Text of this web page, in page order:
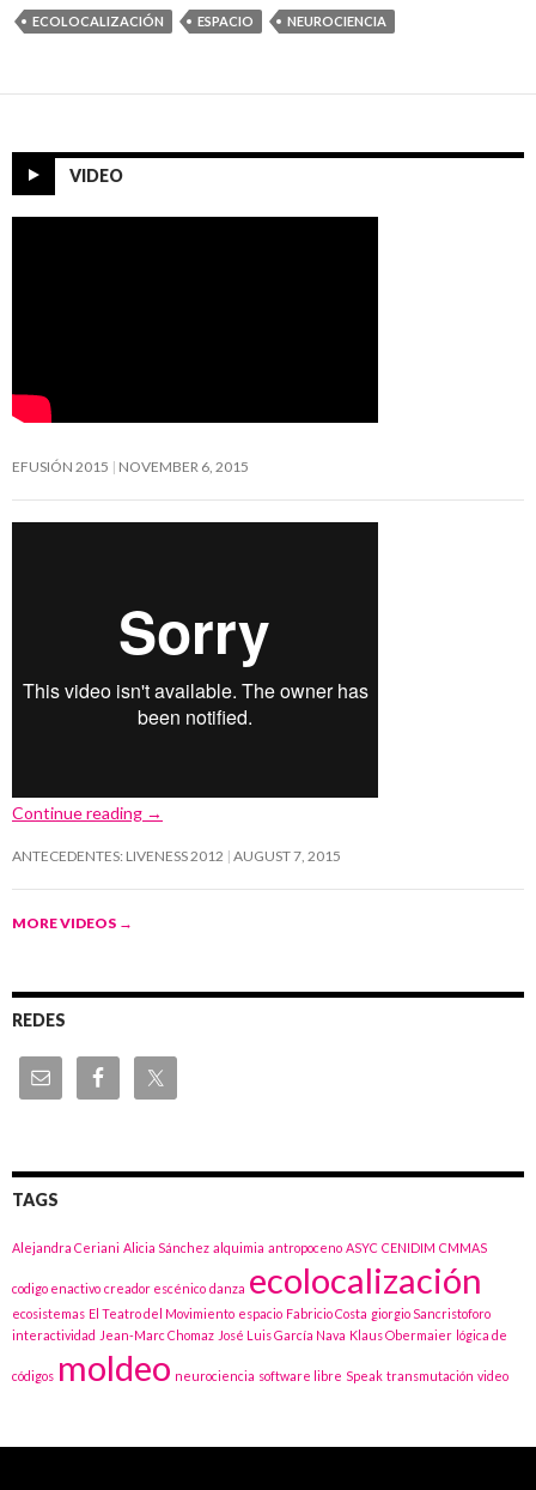
ECOLOCALIZACIÓN ESPACIO NEUROCIENCIA
VIDEO
EFUSIÓN 2015 NOVEMBER 6, 2015
Continue reading →
ANTECEDENTES: LIVENESS 2012 AUGUST 7, 2015
MORE VIDEOS →
REDES
TAGS
Alejandra Ceriani Alicia Sánchez alquimia antropoceno ASYC CENIDIM CMMAS
codigo enactivo creador escénico danza ecolocalización
ecosistemas El Teatro del Movimiento espacio Fabricio Costa giorgio Sancristoforo
interactividad Jean-Marc Chomaz José Luis García Nava Klaus Obermaier lógica de
códigos moldeo neurociencia software libre Speak transmutación video